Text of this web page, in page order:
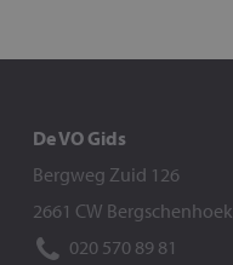
De VO Gids
Bergweg Zuid 126
2661 CW Bergschenhoek
020 570 89 81